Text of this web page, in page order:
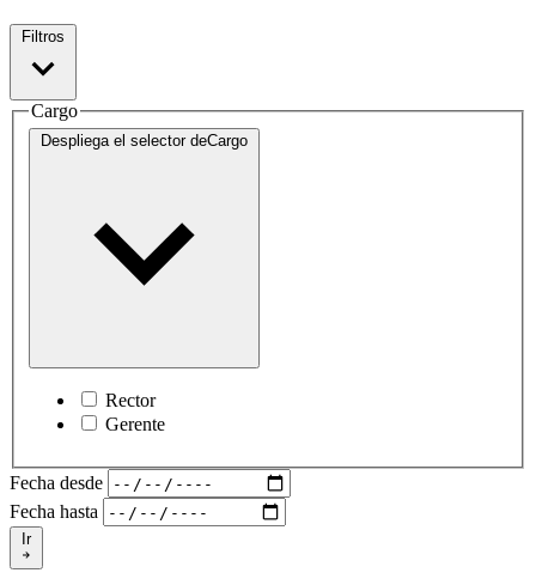
Filtros
Cargo
Despliega el selector deCargo
Rector
Gerente
Fecha desde
Fecha hasta
Ir